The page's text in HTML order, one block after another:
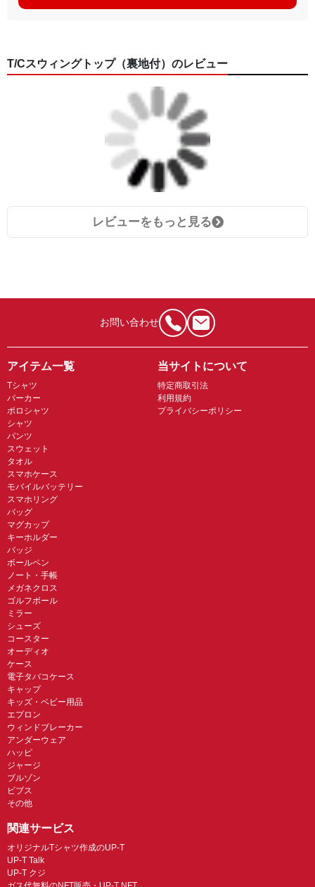
T/Cスウィングトップ（裏地付）のレビュー
レビューをもっと見る
お問い合わせ
アイテム一覧
Tシャツ
パーカー
ポロシャツ
シャツ
パンツ
スウェット
タオル
スマホケース
モバイルバッテリー
スマホリング
バッグ
マグカップ
キーホルダー
バッジ
ボールペン
ノート・手帳
メガネクロス
ゴルフボール
ミラー
シューズ
コースター
オーディオ
ケース
電子タバコケース
キャップ
キッズ・ベビー用品
エプロン
ウィンドブレーカー
アンダーウェア
ハッピ
ジャージ
ブルゾン
ビブス
その他
当サイトについて
特定商取引法
利用規約
プライバシーポリシー
関連サービス
オリジナルTシャツ作成のUP-T
UP-T Talk
UP-T クジ